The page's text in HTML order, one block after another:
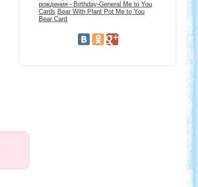
рождения - Birthday-General Me to You
Cards Bear With Plant Pot Me to You
Bear Card